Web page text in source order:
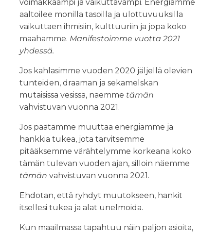
voimakkaampi ja vaikuttavampi. Energiamme
aaltoilee monilla tasoilla ja ulottuvuuksilla
vaikuttaen ihmisiin, kulttuuriin ja jopa koko
maahamme. Manifestoimme vuotta 2021
yhdessä.
Jos kahlasimme vuoden 2020 jäljellä olevien
tunteiden, draaman ja sekamelskan
mutaisissa vesissä, näemme tämän
vahvistuvan vuonna 2021.
Jos päätämme muuttaa energiamme ja
hankkia tukea, jota tarvitsemme
pitääksemme värähtelymme korkeana koko
tämän tulevan vuoden ajan, silloin näemme
tämän vahvistuvan vuonna 2021.
Ehdotan, että ryhdyt muutokseen, hankit
itsellesi tukea ja alat unelmoida.
Kun maailmassa tapahtuu näin paljon asioita,